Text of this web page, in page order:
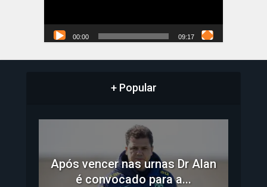
00:00 09:17
+ Popular
Após vencer nas urnas Dr Alan
é convocado para a...